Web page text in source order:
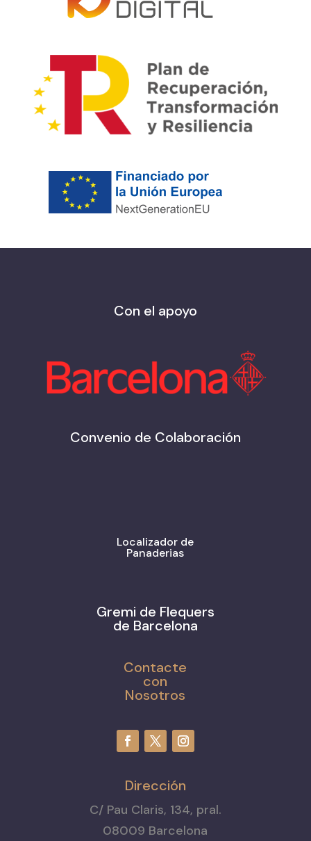
Con el apoyo
Convenio de Colaboración
Localizador de
Panaderias
Gremi de Flequers
de Barcelona
Contacte
con
Nosotros
Dirección
C/ Pau Claris, 134, pral.
08009 Barcelona